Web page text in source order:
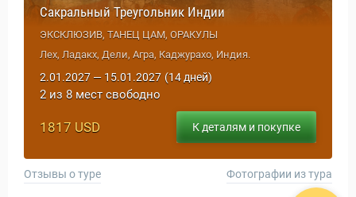
Сакральный Треугольник Индии
ЭКСКЛЮЗИВ, ТАНЕЦ ЦАМ, ОРАКУЛЫ
Лех, Ладакх, Дели, Агра, Каджурахо, Индия.
2.01.2027 — 15.01.2027 (14 дней)
2 из 8 мест свободно
1817 USD К деталям и покупке
Отзывы о туре Фотографии из тура